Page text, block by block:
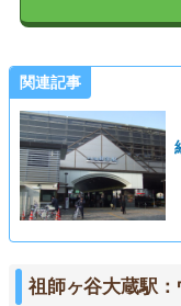
関連記事
祖師ヶ谷大蔵駅